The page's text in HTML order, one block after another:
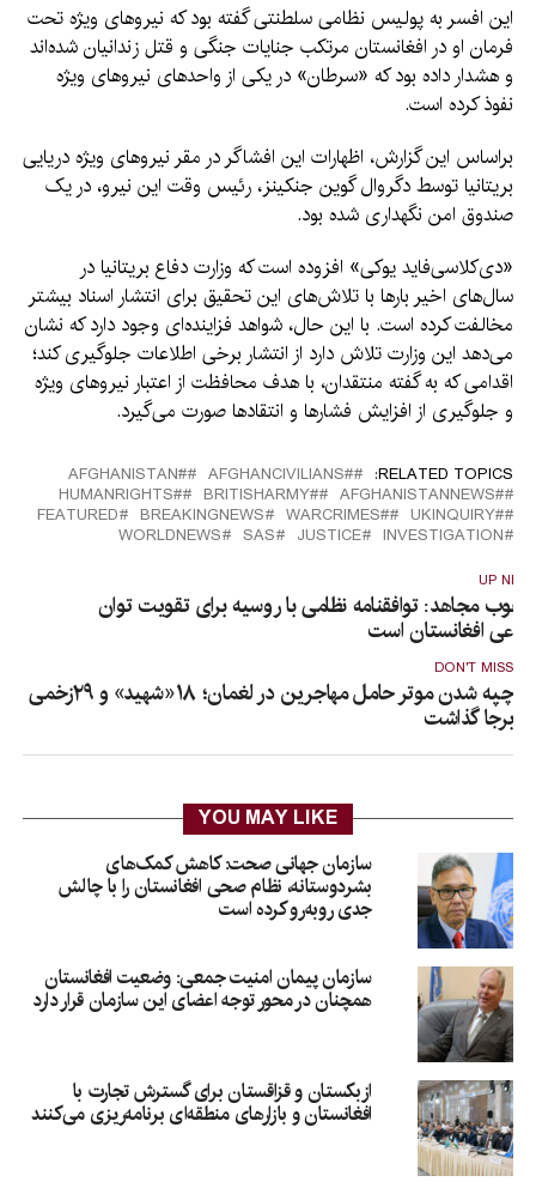
این افسر به پولیس نظامی سلطنتی گفته بود که نیروهای ویژه تحت
فرمان او در افغانستان مرتکب جنایات جنگی و قتل زندانیان شده‌اند
و هشدار داده بود که «سرطان» در یکی از واحدهای نیروهای ویژه
نفوذ کرده است.
براساس این گزارش، اظهارات این افشاگر در مقر نیروهای ویژه دریایی
بریتانیا توسط دگروال گوین جنکینز، رئیس وقت این نیرو، در یک
صندوق امن نگهداری شده بود.
«دی‌کلاسی‌فاید یو‌کی» افزوده است که وزارت دفاع بریتانیا در
سال‌های اخیر بارها با تلاش‌های این تحقیق برای انتشار اسناد بیشتر
مخالفت کرده است. با این حال، شواهد فزاینده‌ای وجود دارد که نشان
می‌دهد این وزارت تلاش دارد از انتشار برخی اطلاعات جلوگیری کند؛
اقدامی که به گفته منتقدان، با هدف محافظت از اعتبار نیروهای ویژه
و جلوگیری از افزایش فشارها و انتقادها صورت می‌گیرد.
RELATED TOPICS:
#AFGHANCIVILIANS
#َAFGHANISTAN
#AFGHANISTANNEWS
#BRITISHARMY
#HUMANRIGHTS
#UKINQUIRY
#WARCRIMES
BREAKINGNEWS
FEATURED
INVESTIGATION
JUSTICE
SAS
WORLDNEWS
UP
مجاهد: توافقنامه نظامی با روسیه برای تقویت توان
افغانستان است
DON'T MISS
چپه شدن موتر حامل مهاجرین در لغمان؛ ۱۸«شهید» و ۲۹زخمی
برجا گذاشت
YOU MAY LIKE
سازمان جهانی صحت: کاهش کمک‌های
بشردوستانه، نظام صحی افغانستان را با چالش
جدی روبه‌رو کرده است
سازمان پیمان امنیت جمعی: وضعیت افغانستان
همچنان در محور توجه اعضای این سازمان قرار دارد
ازبکستان و قزاقستان برای گسترش تجارت با
افغانستان و بازارهای منطقه‌ای برنامه‌ریزی می‌کنند